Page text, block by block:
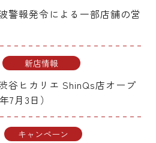
警報発令による一部店舗の営
新店情報
谷ヒカリエ ShinQs店オープ
7月3日）
キャンペーン